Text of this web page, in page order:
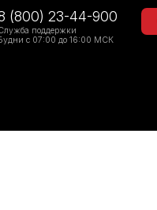
(800) 23-44-900
поддержки
с 07:00 до 16:00 МСК